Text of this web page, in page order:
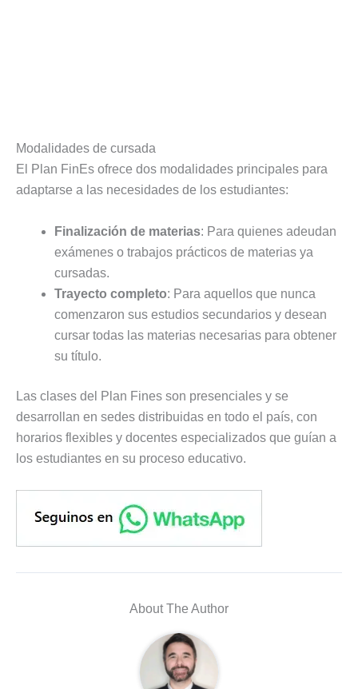
Modalidades de cursada
El Plan FinEs ofrece dos modalidades principales para
adaptarse a las necesidades de los estudiantes:
Finalización de materias: Para quienes adeudan
exámenes o trabajos prácticos de materias ya
cursadas.
Trayecto completo: Para aquellos que nunca
comenzaron sus estudios secundarios y desean
cursar todas las materias necesarias para obtener
su título.
Las clases del Plan Fines son presenciales y se
desarrollan en sedes distribuidas en todo el país, con
horarios flexibles y docentes especializados que guían a
los estudiantes en su proceso educativo.
About The Author